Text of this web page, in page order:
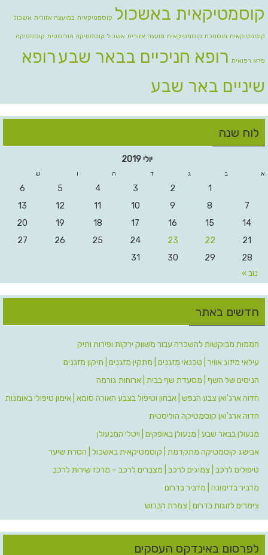
קוסמטיקאית באשכול קוסמטיקאית במועצה אזורית אשכול
קוסמטיקאית מוסמכת קוסמטיקאית מועצה אזורית אשכול קוסמטיקה הוליסטית קוסמטיקה
פרא רפואית רופא חניכיים בבאר שבערופא
שיניים באר שבע
לוח שנה
יולי 2019
א ב ג ד ה ו ש
1
2
3
4
5
6
7
8
9
10
11
12
13
14
15
16
17
18
19
20
21
22
23
24
25
26
27
28
29
30
31
נוב »
חדשים באתר
חממות מבוקשות להשכרה עבור משווק ירקות ופירות ותיק
עילאי מיזוג אוויר | טכנאי מזגנים | מתקין מזגנים | תיקון מזגנים
הניסים של השף | מסעדת שף בבית | ארוחות גורמה
חדוה ארג'ואן צבע הנפש | אבחון וטיפול בצבע האורה סומא | אימון טיפולי באומנות
חדוה ארג’ואן קוסמטיקה הוליסטית
מנעולן בבאר שבע | מנעולן באופקים | ויטלי המנעולן
אבישג קוסמטיקה מתקדמת | קוסמטיקאית באשכול | הסרת שיער
טיפולים לרכב | צמיגים לרכב | מצברים לרכב – מרכז שירות לרכב
מדביר בדימונה | מדביר בדרום
צימרים לזוגות בדרום | צמרת הברוש
לפרסום באינדקס העסקים